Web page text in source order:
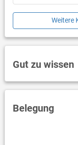
Weitere
Gut zu wissen
Belegung